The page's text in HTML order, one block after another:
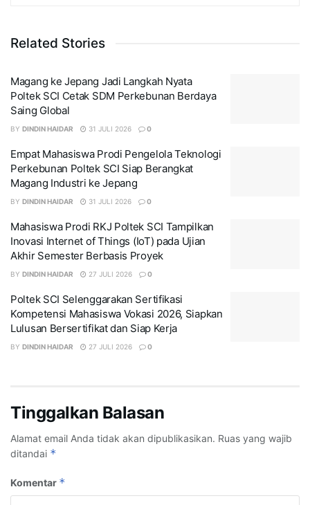
Related Stories
Magang ke Jepang Jadi Langkah Nyata
Poltek SCI Cetak SDM Perkebunan Berdaya
Saing Global
BY DINDIN HAIDAR 31 JULI 2026 0
Empat Mahasiswa Prodi Pengelola Teknologi
Perkebunan Poltek SCI Siap Berangkat
Magang Industri ke Jepang
BY DINDIN HAIDAR 31 JULI 2026 0
Mahasiswa Prodi RKJ Poltek SCI Tampilkan
Inovasi Internet of Things (IoT) pada Ujian
Akhir Semester Berbasis Proyek
BY DINDIN HAIDAR 27 JULI 2026 0
Poltek SCI Selenggarakan Sertifikasi
Kompetensi Mahasiswa Vokasi 2026, Siapkan
Lulusan Bersertifikat dan Siap Kerja
BY DINDIN HAIDAR 27 JULI 2026 0
Tinggalkan Balasan
Alamat email Anda tidak akan dipublikasikan. Ruas yang wajib
ditandai *
Komentar *